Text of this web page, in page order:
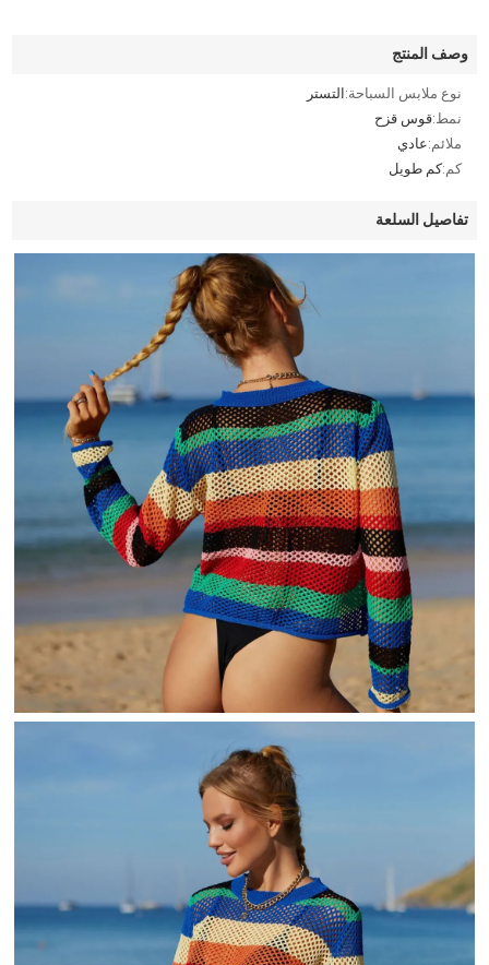
وصف المنتج
نوع ملابس السباحة:التستر
نمط:قوس قزح
ملائم:عادي
كم:كم طويل
تفاصيل السلعة